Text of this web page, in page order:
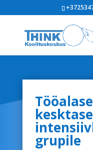
grupile